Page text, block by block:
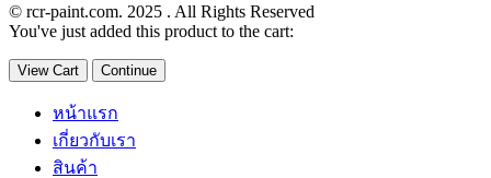
© rcr-paint.com. 2025 . All Rights Reserved
You've just added this product to the cart:
View Cart Continue
หน้าแรก
เกี่ยวกับเรา
สินค้า